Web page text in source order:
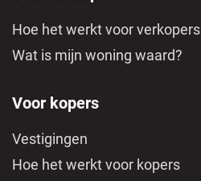
Hoe het werkt voor verkopers
Wat is mijn woning waard?
Voor kopers
Vestigingen
Hoe het werkt voor kopers